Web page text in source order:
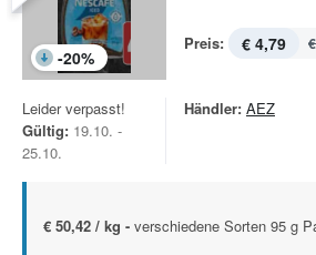
-20%
Preis: € 4,79
Leider verpasst!
Gültig: 19.10. -
25.10.
Händler: AEZ
€ 50,42 / kg - verschiedene Sorten 95 g